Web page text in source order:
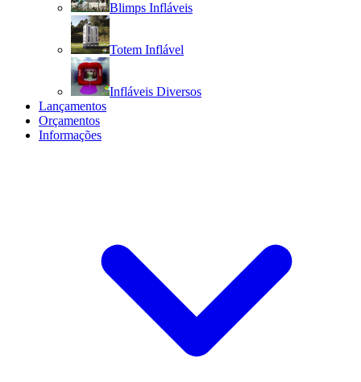
Blimps Infláveis
Totem Inflável
Infláveis Diversos
Lançamentos
Orçamentos
Informações